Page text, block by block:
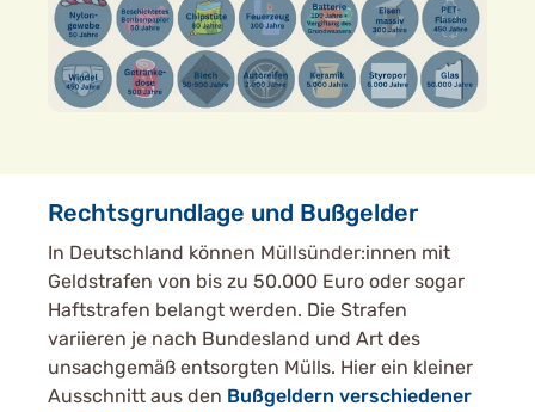
Rechtsgrundlage und Bußgelder
In Deutschland können Müllsünder:innen mit
Geldstrafen von bis zu 50.000 Euro oder sogar
Haftstrafen belangt werden. Die Strafen
variieren je nach Bundesland und Art des
unsachgemäß entsorgten Mülls. Hier ein kleiner
Ausschnitt aus den Bußgeldern verschiedener